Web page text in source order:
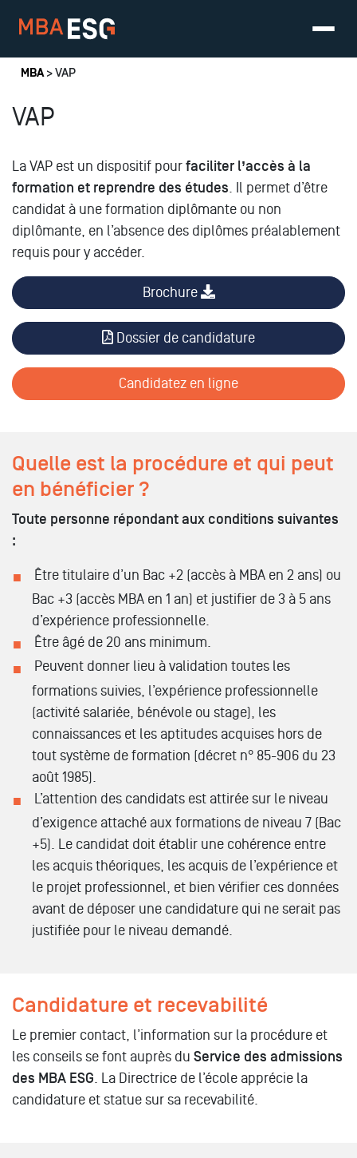
Vous êtes ici
MBA> VAP
VAP
La VAP est un dispositif pour faciliter l’accès à la
formation et reprendre des études. Il permet d’être
candidat à une formation diplômante ou non
diplômante, en l’absence des diplômes préalablement
requis pour y accéder.
Brochure
Dossier de candidature
Candidatez en ligne
Quelle est la procédure et qui peut
en bénéficier ?
Toute personne répondant aux conditions suivantes
:
Être titulaire d’un Bac +2 (accès à MBA en 2 ans) ou
Bac +3 (accès MBA en 1 an) et justifier de 3 à 5 ans
d’expérience professionnelle.
Être âgé de 20 ans minimum.
Peuvent donner lieu à validation toutes les
formations suivies, l’expérience professionnelle
(activité salariée, bénévole ou stage), les
connaissances et les aptitudes acquises hors de
tout système de formation (décret n° 85-906 du 23
août 1985).
L’attention des candidats est attirée sur le niveau
d’exigence attaché aux formations de niveau 7 (Bac
+5). Le candidat doit établir une cohérence entre
les acquis théoriques, les acquis de l’expérience et
le projet professionnel, et bien vérifier ces données
avant de déposer une candidature qui ne serait pas
justifiée pour le niveau demandé.
Candidature et recevabilité
Le premier contact, l’information sur la procédure et
les conseils se font auprès du Service des admissions
des MBA ESG . La Directrice de l’école apprécie la
candidature et statue sur sa recevabilité.